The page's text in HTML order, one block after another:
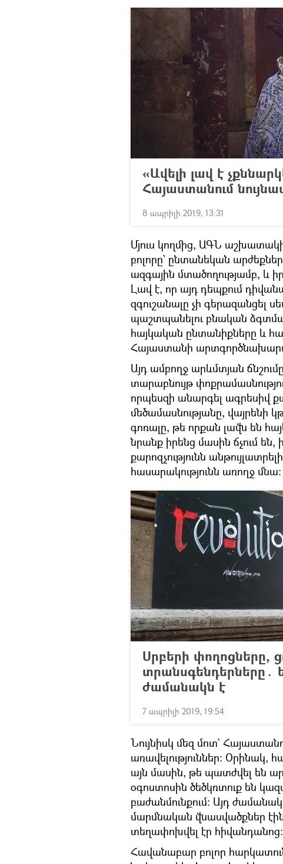
«Ավելի լավ է
Հայաստանում
8 ապրիլի 2019, 13:31
Մյուս կողմից, ԱԳՆ
բոլորը` ընտանեկան
ազգային մտածողությամբ, և
Լավ է, որ այդ դեպքում
զգուշանալը չի գերազանցել
պաշտպանելու բնական
հայկական ընտանիքները և
Հայաստանի
Այդ ամբողջ արևմտյան
տարաբնույթ
որպեսզի անարգել ագրեսիվ
մեծամասնությանը, վայրենի
գոռալը, թե որքան լավն են
նրանք իրենց մասին ճչում են,
քարոզչությունն
հասարակությունն առողջ մնա։
Սրբերի փողոցները,
տրանսգենդերները․
ժամանակն է
7 ապրիլի 2019, 19:54
Նույնիսկ մեզ մոտ`
առավելություններ։ Օրինակ,
այն մասին, թե պատժվել են
օգոստոսին ծեծկռտուք են
բաժանմունքում։ Այդ
մարմնական վնասվածքներ
տեղափոխվել էր հիվանդանոց։
Հավանաբար բոլոր